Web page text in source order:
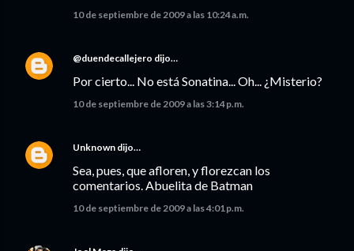
10 de septiembre de 2009 a las 10:24 a.m.
@duendecallejero dijo…
Por cierto... No está Sonatina... Oh... ¿Misterio?
10 de septiembre de 2009 a las 3:14 p.m.
Unknown dijo…
Sea, pues, que afloren, y florezcan los
comentarios. Abuelita de Batman
10 de septiembre de 2009 a las 4:01 p.m.